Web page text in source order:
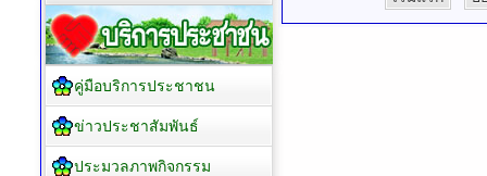
คู่มือบริการประชาชน
ข่าวประชาสัมพันธ์
ประมวลภาพกิจกรรม